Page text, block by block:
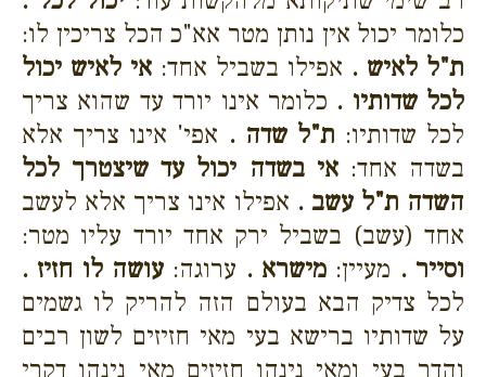
כלומר יכול אין נותן מטר אא"כ הכל צריכין לו:
ת"ל לאיש . אפילו בשביל אחד: אי לאיש יכול
לכל שדותיו . כלומר אינו יורד עד שהוא צריך
לכל שדותיו: ת"ל שדה . אפי' אינו צריך אלא
בשדה אחד:אי בשדה יכול עד שיצטרך לכל
השדה ת"ל עשב . אפילו אינו צריך אלא לעשב
אחד (עשב) בשביל ירק אחד יורד עליו מטר:
וסייר . מעיין: מישרא . ערוגה: עושה לו חזיז .
לכל צדיק הבא בעולם הזה להריק לו גשמים
על שדותיו ברישא בעי מאי חזיזים לשון רבים
והדר בעי ומאי נינהו חזיזים מאי נינהו דקרי